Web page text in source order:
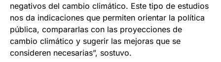
negativos del cambio climático. Este tipo de estudios
nos da indicaciones que permiten orientar la política
pública, compararlas con las proyecciones de
cambio climático y sugerir las mejoras que se
consideren necesarias”, sostuvo.